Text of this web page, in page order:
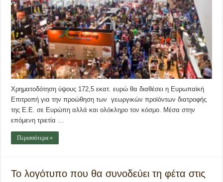
Χρηματοδότηση ύψους 172,5 εκατ. ευρώ θα διαθέσει η Ευρωπαϊκή
Επιτροπή για την προώθηση των γεωργικών προϊόντων διατροφής
της Ε.Ε. σε Ευρώπη αλλά και ολόκληρο τον κόσμο. Μέσα στην
επόμενη τριετία …
Περισσότερα »
Το λογότυπο που θα συνοδεύει τη φέτα στις